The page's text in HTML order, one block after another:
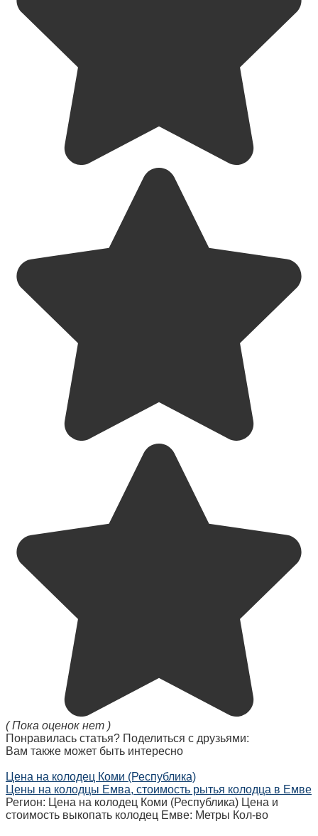
( Пока оценок нет )
Понравилась статья? Поделиться с друзьями:
Вам также может быть интересно
Цена на колодец Коми (Республика)
Цены на колодцы Емва, стоимость рытья колодца в Емве
Регион: Цена на колодец Коми (Республика) Цена и
стоимость выкопать колодец Емве: Метры Кол-во